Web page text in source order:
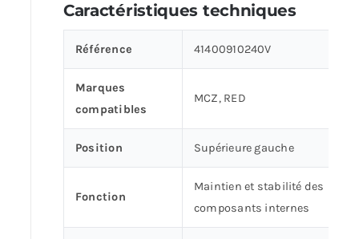
Caractéristiques techniques
Référence 41400910240V
Marques
compatibles
MCZ, RED
Position Supérieure gauche
Fonction
Maintien et stabilité des
composants internes